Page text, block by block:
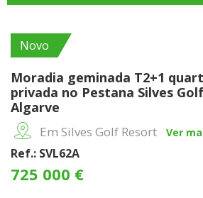
Novo
Moradia geminada T2+1
privada no Pestana Silves
Algarve
Em Silves Golf Resort Ver
Ref.: SVL62A
725 000 €